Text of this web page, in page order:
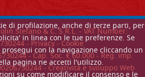
di profilazione, anche di terze parti, per
in linea con le tue preferenze. Se
con la navigazione cliccando un
pagina ne accetti l'utilizzo.
Stefano & C. S.R.L. - VAT Number:
- Privacy-Cookie
- Cap. Soc. € 60.000 - Reg. imp.
- Creatività e sviluppo Web